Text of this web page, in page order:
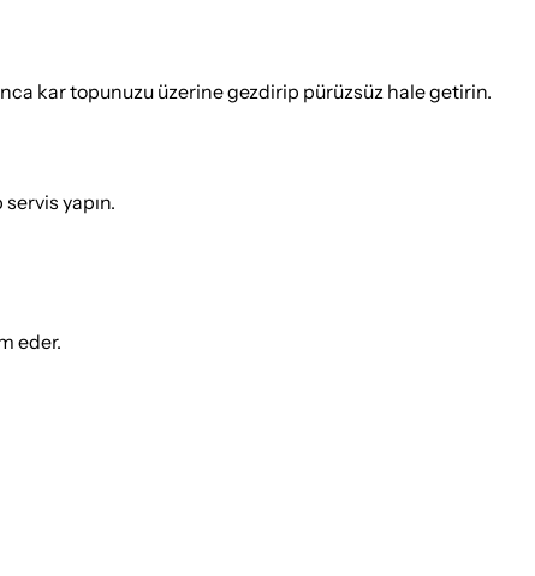
kar topunuzu üzerine gezdirip pürüzsüz hale getirin.
yapın.
eder.